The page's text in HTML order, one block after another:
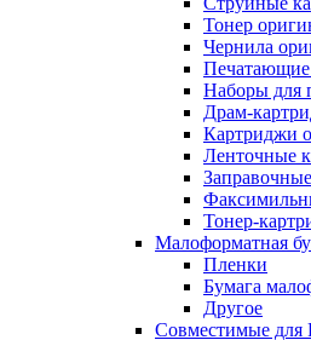
Тонер
Чернила
Печатающие
Наборы для
Драм-
Картриджи
Ленточные
Тонер-
Малоформатная
Пленки
Бумага
Другое
Совместимые для